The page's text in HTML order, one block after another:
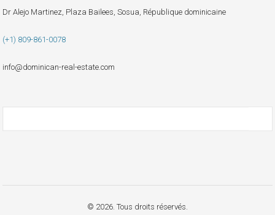
Dr Alejo Martinez, Plaza Bailees, Sosua, République dominicaine
(+1) 809-861-0078
info@dominican-real-estate.com
© 2026. Tous droits réservés.